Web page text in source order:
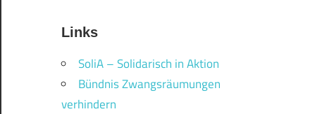
Links
SoliA – Solidarisch in Aktion
Bündnis Zwangsräumungen
verhindern